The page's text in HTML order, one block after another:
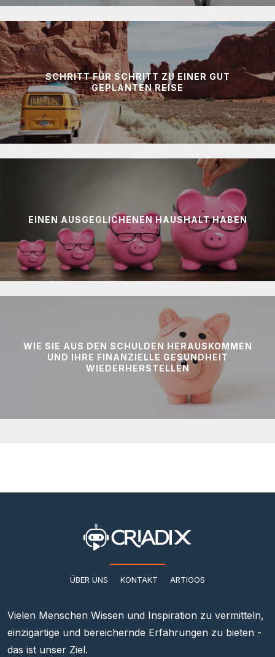
SCHRITT FÜR SCHRITT ZU EINER GUT
GEPLANTEN REISE
EINEN AUSGEGLICHENEN HAUSHALT HABEN
WIE SIE AUS DEN SCHULDEN HERAUSKOMMEN
UND IHRE FINANZIELLE GESUNDHEIT
WIEDERHERSTELLEN
ÜBER UNS KONTAKT ARTIGOS
Vielen Menschen Wissen und Inspiration zu vermitteln,
einzigartige und bereichernde Erfahrungen zu bieten -
das ist unser Ziel.